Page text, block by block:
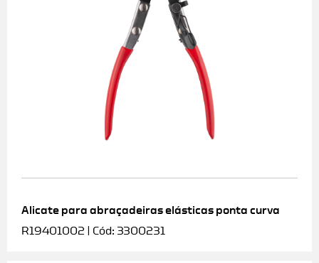
Alicate para abraçadeiras elásticas ponta curva
R19401002 | Cód: 3300231